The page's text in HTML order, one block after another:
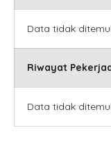
Data tidak
Riwayat
Data tidak